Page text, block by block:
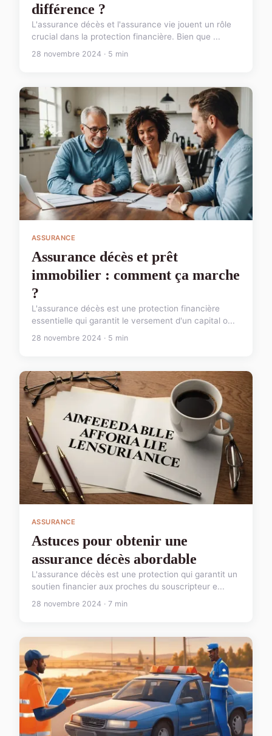
différence ?
L'assurance décès et l'assurance vie jouent un rôle
crucial dans la protection financière. Bien que ...
28 novembre 2024 · 5 min
ASSURANCE
Assurance décès et prêt
immobilier : comment ça marche
?
L'assurance décès est une protection financière
essentielle qui garantit le versement d'un capital o...
28 novembre 2024 · 5 min
ASSURANCE
Astuces pour obtenir une
assurance décès abordable
L'assurance décès est une protection qui garantit un
soutien financier aux proches du souscripteur e...
28 novembre 2024 · 7 min